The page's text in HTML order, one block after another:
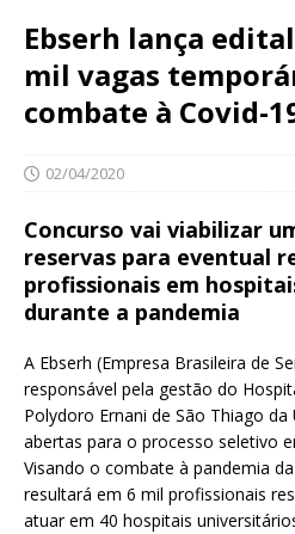
Ebserh lança
mil vagas
combate à Covid-
02/04/2020
Concurso vai viabilizar
reservas para eventual
profissionais em
durante a pandemia
A Ebserh (Empresa Brasileira de
responsável pela gestão do
Polydoro Ernani de São Thiago da
abertas para o processo seletivo
Visando o combate à pandemia
resultará em 6 mil profissionais
atuar em 40 hospitais